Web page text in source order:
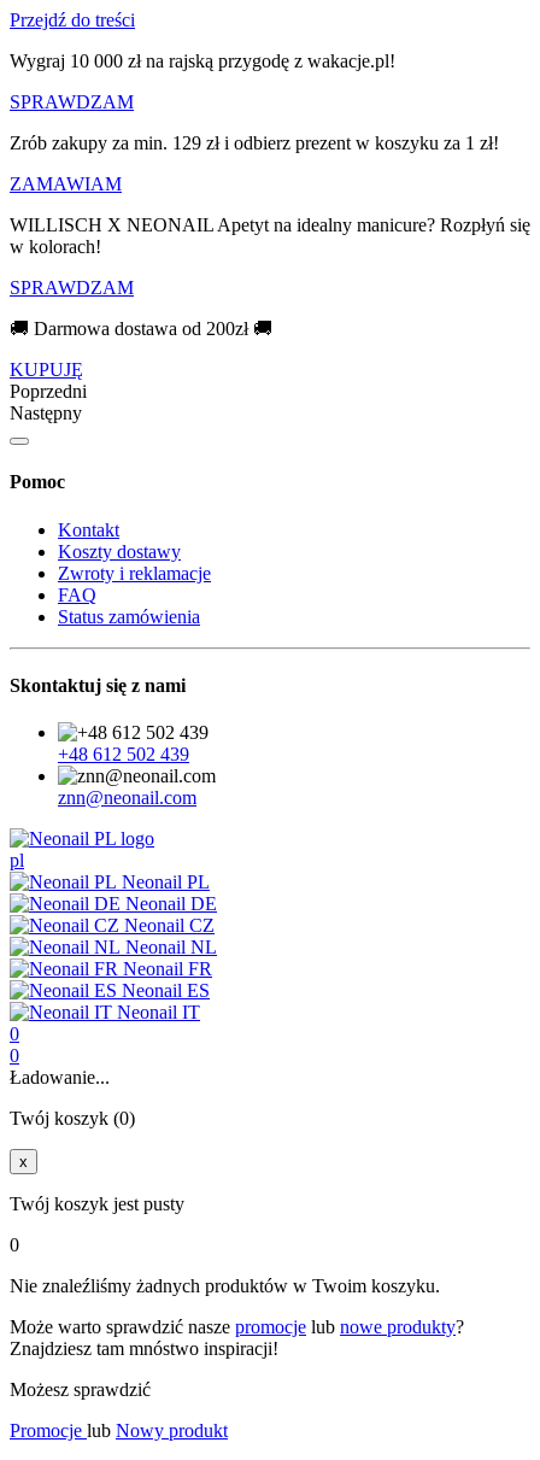
Przejdź do treści
Wygraj 10 000 zł na rajską przygodę z wakacje.pl!​
SPRAWDZAM
Zrób zakupy za min. 129 zł i odbierz prezent w koszyku za 1 zł!
ZAMAWIAM
WILLISCH X NEONAIL Apetyt na idealny manicure? Rozpłyń się
w kolorach!
SPRAWDZAM
🚚 Darmowa dostawa od 200zł 🚚
KUPUJĘ
Poprzedni
Następny
Pomoc
Kontakt
Koszty dostawy
Zwroty i reklamacje
FAQ
Status zamówienia
Skontaktuj się z nami
+48 612 502 439
znn@neonail.com
pl
Neonail PL
Neonail DE
Neonail CZ
Neonail NL
Neonail FR
Neonail ES
Neonail IT
0
0
Ładowanie...
Twój koszyk (0)
x
Twój koszyk jest pusty
0
Nie znaleźliśmy żadnych produktów w Twoim koszyku.
Może warto sprawdzić nasze promocje lub nowe produkty?
Znajdziesz tam mnóstwo inspiracji!
Możesz sprawdzić
Promocje lub Nowy produkt